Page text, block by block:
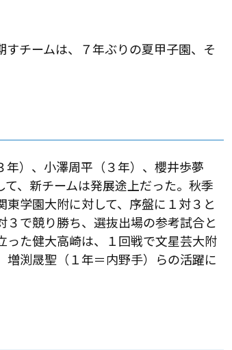
チームは、７年ぶりの夏甲子園、そ
）、小澤周平（３年）、櫻井歩夢
て、新チームは発展途上だった。秋季
学園大附に対して、序盤に１対３と
で競り勝ち、選抜出場の参考試合と
た健大高崎は、１回戦で文星芸大附
渕晟聖（１年＝内野手）らの活躍に